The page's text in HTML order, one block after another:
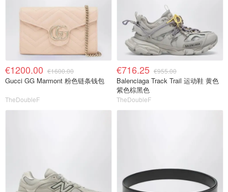
€1200.00 €1600.00
Gucci GG Marmont 粉色链条钱包
TheDoubleF
€716.25 €955.00
Balenciaga Track Trail 运动鞋 黄色
紫色棕黑色
TheDoubleF